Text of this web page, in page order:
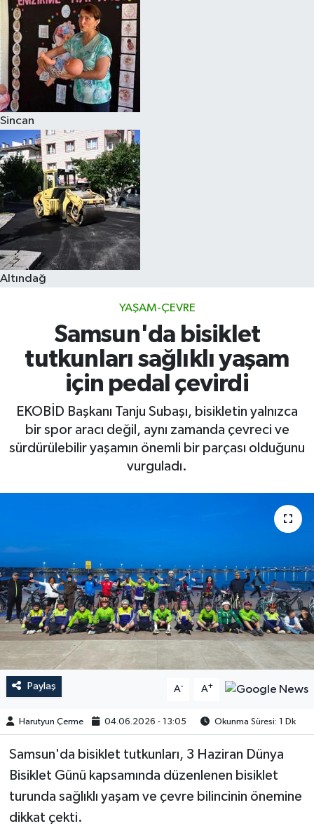
Sincan
Altındağ
YAŞAM-ÇEVRE
Samsun'da bisiklet
tutkunları sağlıklı yaşam
için pedal çevirdi
EKOBİD Başkanı Tanju Subaşı, bisikletin yalnızca
bir spor aracı değil, aynı zamanda çevreci ve
sürdürülebilir yaşamın önemli bir parçası olduğunu
vurguladı.
Paylaş A- A+
Harutyun Çerme 04.06.2026 - 13:05 Okunma Süresi: 1 Dk
Samsun'da bisiklet tutkunları, 3 Haziran Dünya
Bisiklet Günü kapsamında düzenlenen bisiklet
turunda sağlıklı yaşam ve çevre bilincinin önemine
dikkat çekti.